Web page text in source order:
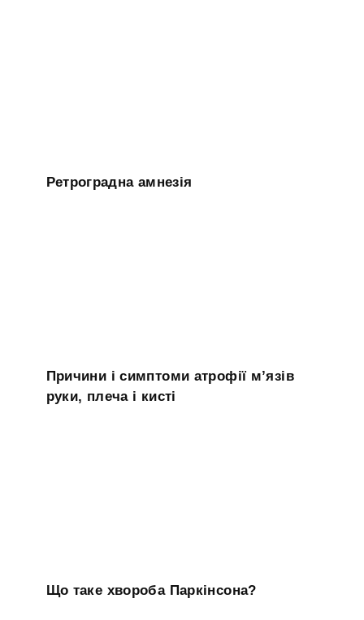
Ретроградна амнезія
Причини і симптоми атрофії м’язів
руки, плеча і кисті
Що таке хвороба Паркінсона?